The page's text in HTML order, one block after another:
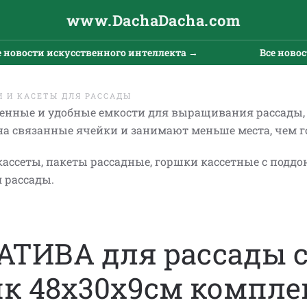
www.DachaDacha.com
искусственного интеллекта → Все новости
И КАСЕТЫ ДЛЯ РАССАДЫ
и удобные емкости для выращивания рассады,
связанные ячейки и занимают меньше места, чем
пакеты рассадные, горшки кассетные с
рассады.
для рассады с
48х30х9см